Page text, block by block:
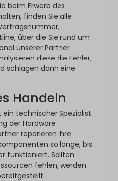
beim Erwerb des
finden Sie alle
über die Sie rund um
unserer Partner
diese die Fehler,
schlagen dann eine
Handeln
technischer Spezialist
der Hardware
reparieren Ihre
so lange, bis
funktioniert. Sollten
fehlen, werden